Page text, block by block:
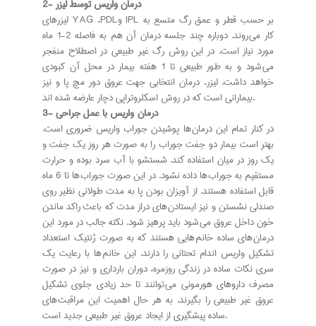
2- درمان واریس توسط لیزر
لیزرهای YAG ،PDLو IPL بر حسب قطر و عمق رگ متسع به
کار می روند. دوباره چند جلسه درمان آن هم به فاصله 2-1 ماه
مورد نیاز است. در این روش رگ غیر طبیعی در اصطلاح منفجر
می شود و به طور طبیعی تا 1 هفته بیمار در محل آن کبودی
خواهد داشت. لیزر، درمان انتخابی جهت عروق دور مچ پا و نیز
بیمارانی است که در روش اسکلروتراپی دچار عارضه شده اند.
3- درمان واریس با عمل جراحی
در کنار تمام این درمان ها پوشیدن جوراب واریس ضروری است.
بهتر است بیمار دو جفت جوراب را به صورت هر روز یک جفت و
یک روز در میان استفاده کند. شستشو با آب سرد بوده و حرارت
مستقیم به جوراب ها داده نشود. در این صورت جوراب ها تا 6 ماه
قابل استفاده هستند. از آویزان بودن پا به مدت طولانی نظیر روی
صندلی نشستن و نیز ایستادن های دراز مدت که باعث راکد ماندن
خون داخل عروق می شود باید پرهیز شود. نکته جالب در مورد این
درمان های ساده خانم هایی هستند که به صورت ژنتیک استعداد
تشکیل واریس اندام تحتانی را دارند. این خانم ها با رعایت یک
سری نکات ساده در زندگی روزمره، دوران بارداری و نیز در صورت
مصرف داروهای هورمونی می توانند تا حد زیادی جلوی تشکیل
عروق غیر طبیعی را بگیرند. به هر حال اهمیت این مراقبت های
ساده پیشگیری از ایجاد عروق غیر طبیعی جدید است.